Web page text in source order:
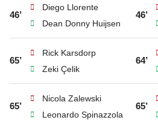
46’
Diego Llorente
Dean Donny Huijsen
46’
65’
Rick Karsdorp
Zeki Çelik
64’
65’
Nicola Zalewski
Leonardo Spinazzola
65’